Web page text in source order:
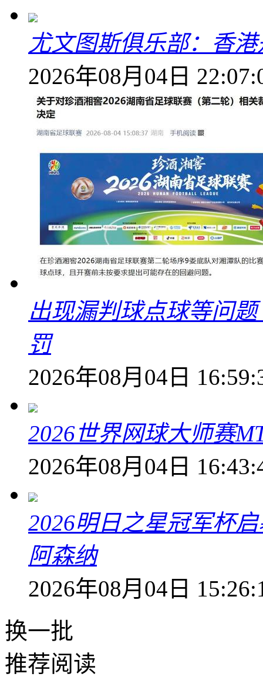
尤文图斯俱乐部：香
2026年08月04日
出现漏判球点球等问
罚
2026年08月04日
2026世界网球大师赛
2026年08月04日
2026明日之星冠军杯
阿森纳
2026年08月04日
换一批
推荐阅读